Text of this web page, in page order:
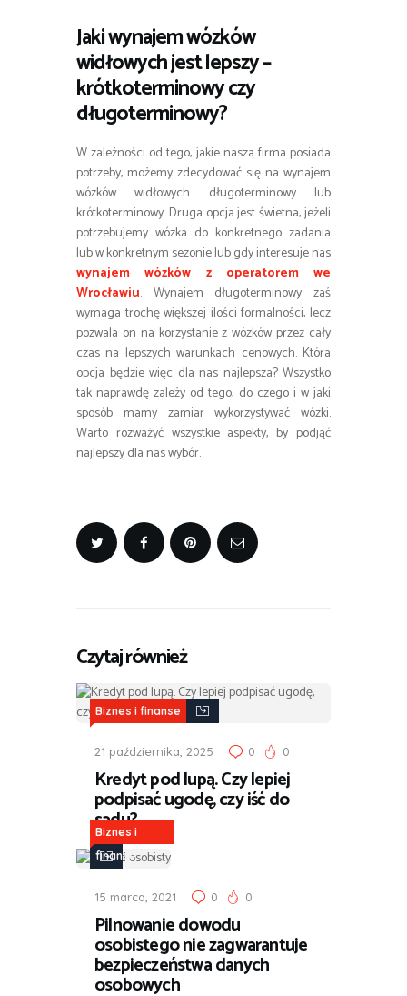
Jaki wynajem wózków
widłowych jest lepszy –
krótkoterminowy czy
długoterminowy?
W zależności od tego, jakie nasza firma posiada
potrzeby, możemy zdecydować się na wynajem
wózków widłowych długoterminowy lub
krótkoterminowy. Druga opcja jest świetna, jeżeli
potrzebujemy wózka do konkretnego zadania
lub w konkretnym sezonie lub gdy interesuje nas
wynajem wózków z operatorem we
Wrocławiu. Wynajem długoterminowy zaś
wymaga trochę większej ilości formalności, lecz
pozwala on na korzystanie z wózków przez cały
czas na lepszych warunkach cenowych. Która
opcja będzie więc dla nas najlepsza? Wszystko
tak naprawdę zależy od tego, do czego i w jaki
sposób mamy zamiar wykorzystywać wózki.
Warto rozważyć wszystkie aspekty, by podjąć
najlepszy dla nas wybór.
Czytaj również
Biznes i finanse
21 października, 2025 0 0
Kredyt pod lupą. Czy lepiej
podpisać ugodę, czy iść do
sądu?
Biznes i
finanse
15 marca, 2021 0 0
Pilnowanie dowodu
osobistego nie zagwarantuje
bezpieczeństwa danych
osobowych